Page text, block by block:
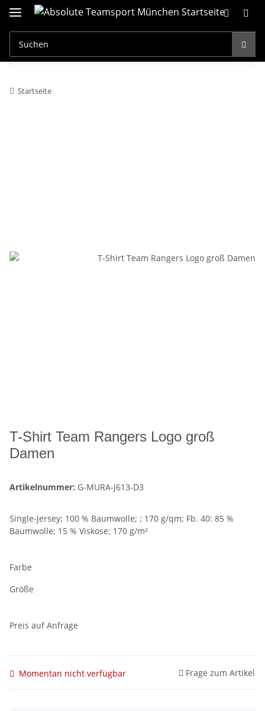
Startseite
T-Shirt Team Rangers Logo groß
Damen
Artikelnummer: G-MURA-J613-D3
Single-Jersey; 100 % Baumwolle; ; 170 g/qm; Fb. 40: 85 %
Baumwolle; 15 % Viskose; 170 g/m²
Farbe
Größe
Preis auf Anfrage
Momentan nicht verfügbar Frage zum Artikel